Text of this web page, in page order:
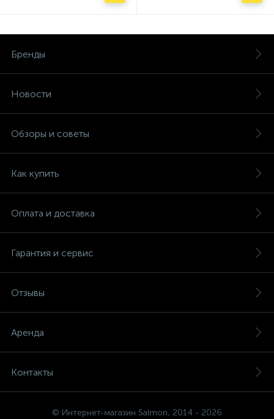
Бренды
Новости
Обзоры и советы
Как купить
Оплата и доставка
Гарантия и сервис
Отзывы
Аренда
Контакты
© Интернет-магазин Salmon, 2014 - 2026